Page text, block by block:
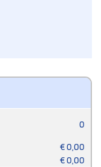
0
€0,00
€0,00